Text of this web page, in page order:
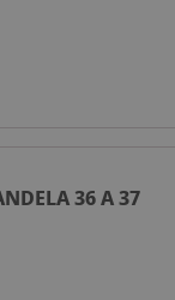
36 A 37